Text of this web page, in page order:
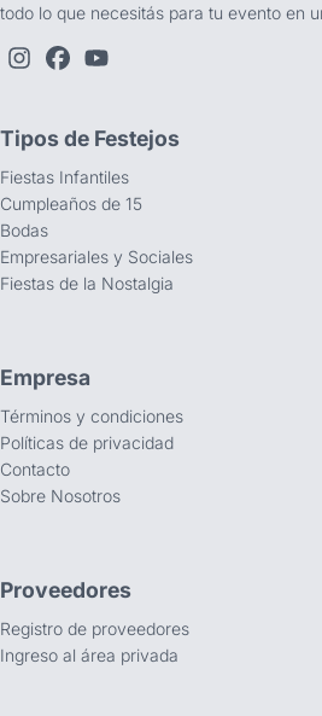
todo lo que necesitás para tu evento en
Tipos de Festejos
Fiestas Infantiles
Cumpleaños de 15
Bodas
Empresariales y Sociales
Fiestas de la Nostalgia
Empresa
Términos y condiciones
Políticas de privacidad
Contacto
Sobre Nosotros
Proveedores
Registro de proveedores
Ingreso al área privada